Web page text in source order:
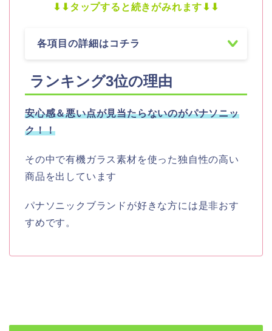
⬇︎⬇︎タップすると続きがみれます⬇︎⬇︎
各項目の詳細はコチラ
ランキング3位の理由
安心感＆悪い点が見当たらないのがパナソニッ
ク！！
その中で有機ガラス素材を使った独自性の高い
商品を出しています
パナソニックブランドが好きな方には是非おす
すめです。